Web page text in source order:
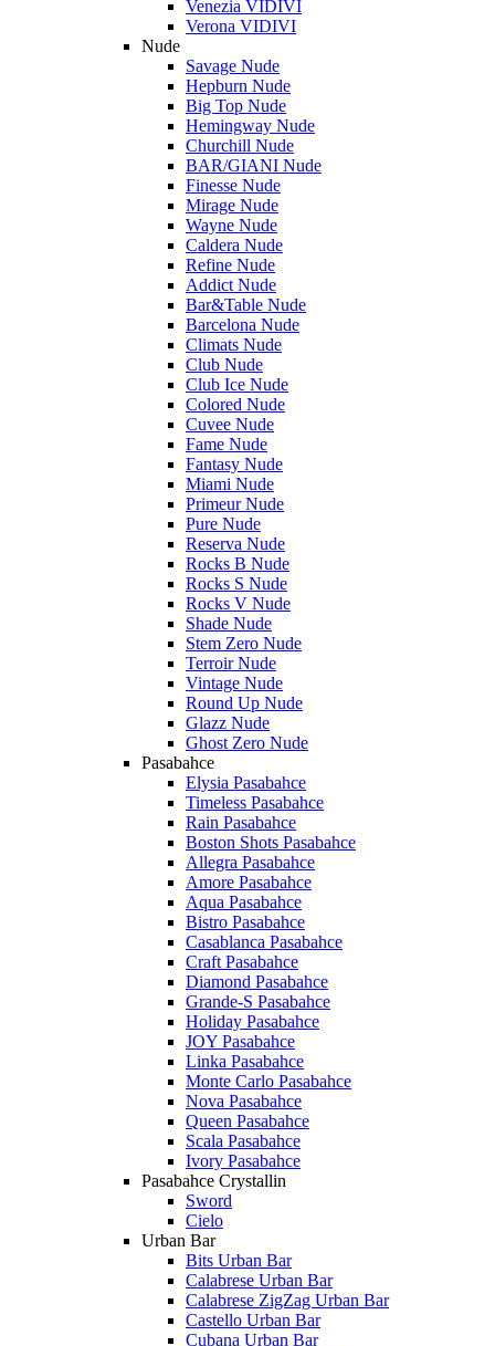
Venezia VIDIVI
Verona VIDIVI
Nude
Savage Nude
Hepburn Nude
Big Top Nude
Hemingway Nude
Churchill Nude
BAR/GIANI Nude
Finesse Nude
Mirage Nude
Wayne Nude
Caldera Nude
Refine Nude
Addict Nude
Bar&Table Nude
Barcelona Nude
Climats Nude
Club Nude
Club Ice Nude
Colored Nude
Cuvee Nude
Fame Nude
Fantasy Nude
Miami Nude
Primeur Nude
Pure Nude
Reserva Nude
Rocks B Nude
Rocks S Nude
Rocks V Nude
Shade Nude
Stem Zero Nude
Terroir Nude
Vintage Nude
Round Up Nude
Glazz Nude
Ghost Zero Nude
Pasabahce
Elysia Pasabahce
Timeless Pasabahce
Rain Pasabahce
Boston Shots Pasabahce
Allegra Pasabahce
Amore Pasabahce
Aqua Pasabahce
Bistro Pasabahce
Casablanca Pasabahce
Craft Pasabahce
Diamond Pasabahce
Grande-S Pasabahce
Holiday Pasabahce
JOY Pasabahce
Linka Pasabahce
Monte Carlo Pasabahce
Nova Pasabahce
Queen Pasabahce
Scala Pasabahce
Ivory Pasabahce
Pasabahce Crystallin
Sword
Cielo
Urban Bar
Bits Urban Bar
Calabrese Urban Bar
Calabrese ZigZag Urban Bar
Castello Urban Bar
Cubana Urban Bar